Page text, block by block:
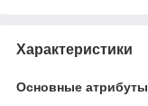
Характеристики
Основные атрибуты